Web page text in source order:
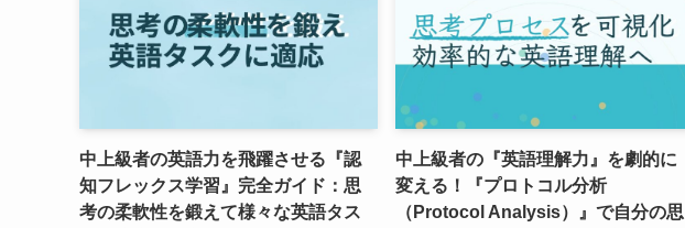
中上級者の英語力を飛躍させる『認
知フレックス学習』完全ガイド：思
考の柔軟性を鍛えて様々な英語タス
中上級者の『英語理解力』を劇的に
変える！『プロトコル分析
（Protocol Analysis）』で自分の思